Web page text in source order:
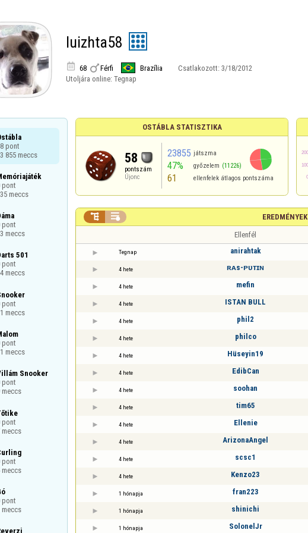
luizhta58
 68 Férfi Brazília Csatlakozott: 3/18/2012
Utoljára online: Tegnap
pont
855 meccs
pont
meccs
pont
meccs
501
pont
meccs
pont
meccs
pont
meccs
Snooker
pont
meccs
pont
meccs
pont
meccs
pont
meccs
OSTÁBLA STATISZTIKA
58
pontszám
Újonc
23855 játszma
47% győzelem (11226)
61 ellenfelek átlagos pontszáma
EREDMÉNYEK
 
Ellenfél
Tegnap anirahtak
4 hete ʀᴀs-ᴘᴜᴛɪɴ
4 hete mefin
4 hete ISTAN BULL
4 hete phil2
4 hete philco
4 hete Hüseyin19
4 hete EdibCan
4 hete soohan
4 hete tim65
4 hete Ellenie
4 hete ArizonaAngel
4 hete scsc1
4 hete Kenzo23
1 hónapja fran223
1 hónapja shinichi
1 hónapja SolonelJr